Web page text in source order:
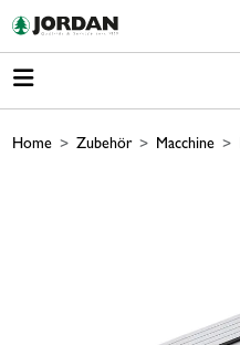
Home Zubehör Macchine